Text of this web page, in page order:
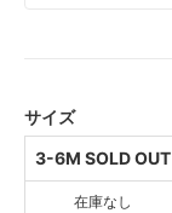
サイズ
3-6M SOLD OUT
在庫なし